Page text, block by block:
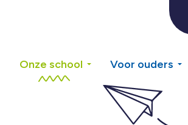
Onze school Voor ouders